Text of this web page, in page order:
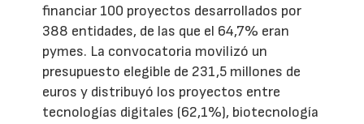
financiar 100 proyectos desarrollados por
388 entidades, de las que el 64,7% eran
pymes. La convocatoria movilizó un
presupuesto elegible de 231,5 millones de
euros y distribuyó los proyectos entre
tecnologías digitales (62,1%), biotecnología